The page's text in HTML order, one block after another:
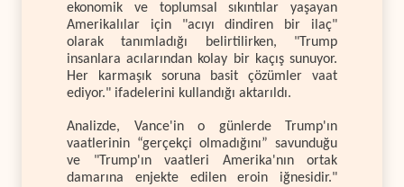
ekonomik ve toplumsal sıkıntılar yaşayan
Amerikalılar için "acıyı dindiren bir ilaç"
olarak tanımladığı belirtilirken, "Trump
insanlara acılarından kolay bir kaçış sunuyor.
Her karmaşık soruna basit çözümler vaat
ediyor." ifadelerini kullandığı aktarıldı.
Analizde, Vance'in o günlerde Trump'ın
vaatlerinin “gerçekçi olmadığını” savunduğu
ve "Trump'ın vaatleri Amerika'nın ortak
damarına enjekte edilen eroin iğnesidir."